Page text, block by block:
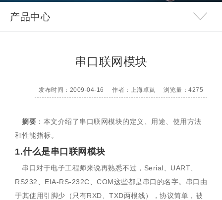
产品中心
串口联网模块
发布时间：2009-04-16 作者：上海卓岚 浏览量：4275
摘要 ：本文介绍了串口联网模块的定义、用途、使用方法
和性能指标。
1.什么是串口联网模块
串口对于电子工程师来说再熟悉不过，Serial、UART、
RS232、EIA-RS-232C、COM这些都是串口的名字。串口由
于其使用引脚少（只有RXD、TXD两根线），协议简单，被